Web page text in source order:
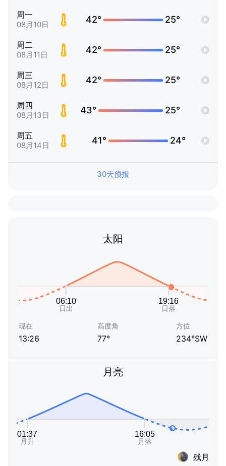
周一
08月10日 42° 25°
周二
08月11日 42° 25°
周三
08月12日 42° 25°
周四
08月13日 43° 25°
周五
08月14日 41° 24°
30天预报
太阳
现在
13:26
高度角
77°
方位
234°SW
月亮
残月